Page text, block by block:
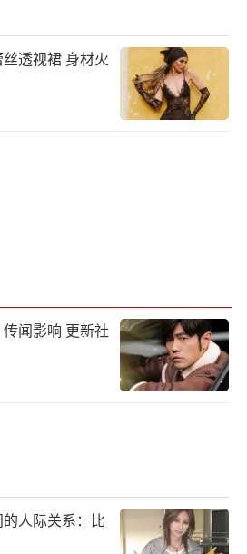
透视裙 身材火
闻影响 更新社
人际关系：比